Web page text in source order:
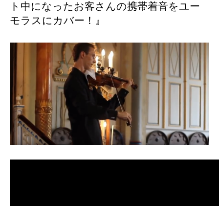
ト中になったお客さんの携帯着音をユー
モラスにカバー！』